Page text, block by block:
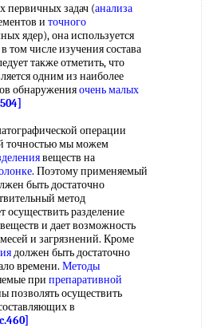
первичных задач (анализа
и точного
ядер), она используется
том числе изучения состава
также отметить, что
одним из наиболее
обнаруженияочень малых
операции
точностью мы можем
веществ на
. Поэтому применяемый
быть достаточно
метод
осуществить разделение
веществ и дает возможность
и загрязнений. Кроме
должен быть достаточно
времени. Методы
при препаративной
позволять осуществить
в